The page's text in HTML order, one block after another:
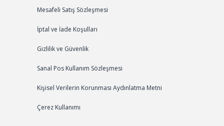
Mesafeli Satış Sözleşmesi
İptal ve İade Koşulları
Gizlilik ve Güvenlik
Sanal Pos Kullanım Sözleşmesi
Kişisel Verilerin Korunması Aydınlatma Metni
Çerez Kullanımı